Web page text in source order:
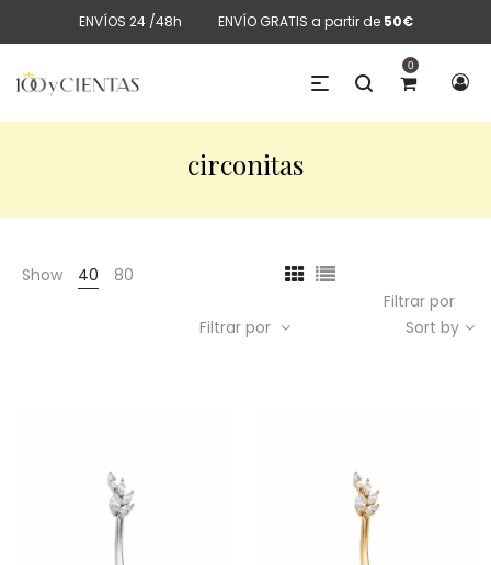
ENVÍOS 24 /48h ENVÍO GRATIS a partir de 50€
0
circonitas
Show 40
80
Filtrar por
Sort by
Filtrar por